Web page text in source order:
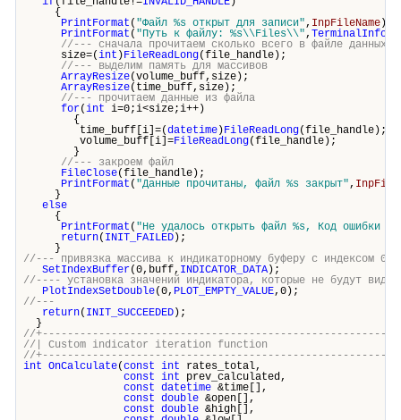
{
PrintFormat ( "Файл %s открыт для записи", InpFileName );
PrintFormat ( "Путь к файлу: %s\\Files\\",
//--- сначала прочитаем сколько всего в файле данных
size=(int )FileReadLong(file_handle);
//--- выделим память для массивов
ArrayResize(volume_buff,size);
ArrayResize(time_buff,size);
//--- прочитаем данные из файла
for(int i=0;i<size;i++)
{
time_buff[i]=(datetime )FileReadLong(file_handle);
volume_buff[i]=FileReadLong(file_handle);
}
//--- закроем файл
FileClose(file_handle);
PrintFormat ( "Данные прочитаны, файл %s закрыт",
}
else
{
PrintFormat ( "Не удалось открыть файл %s, Код ошибки =
return( INIT_FAILED );
}
//--- привязка массива к индикаторному буферу с индексом 0
SetIndexBuffer(0,buff, INDICATOR_DATA );
//---- установка значений индикатора, которые не будут
PlotIndexSetDouble(0, PLOT_EMPTY_VALUE,0);
//---
return( INIT_SUCCEEDED );
}
//
//| Custom indicator iteration
//
int OnCalculate(const int rates_total,
const int prev_calculated,
const datetime &time[],
const double &open[],
const double &high[],